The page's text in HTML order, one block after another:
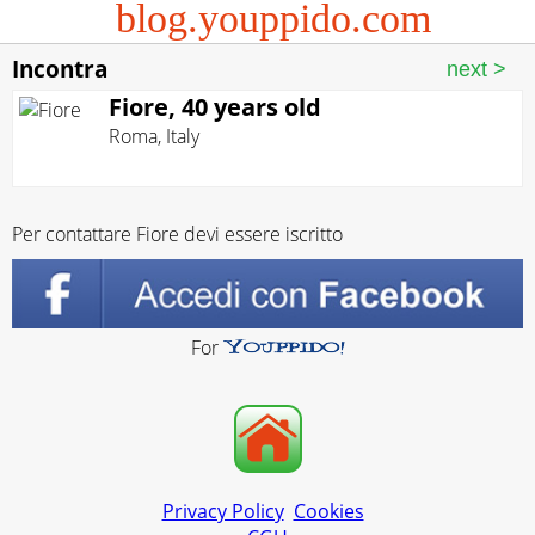
blog.youppido.com
Incontra
Fiore, 40 years old
Roma, Italy
Per contattare Fiore devi essere iscritto
For
Privacy Policy Cookies